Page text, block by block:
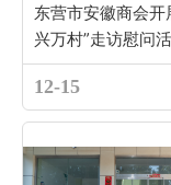
东营市安徽商会开
兴万村”走访慰问
12-15